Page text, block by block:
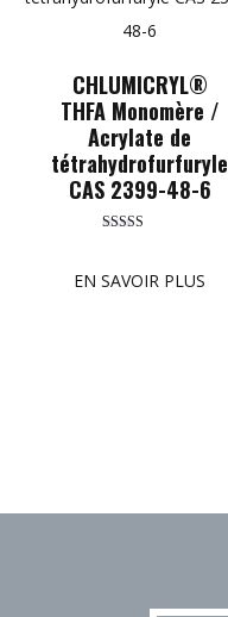
CHLUMICRYL®
THFA Monomère /
Acrylate de
tétrahydrofurfuryle
CAS 2399-48-6
EN SAVOIR PLUS